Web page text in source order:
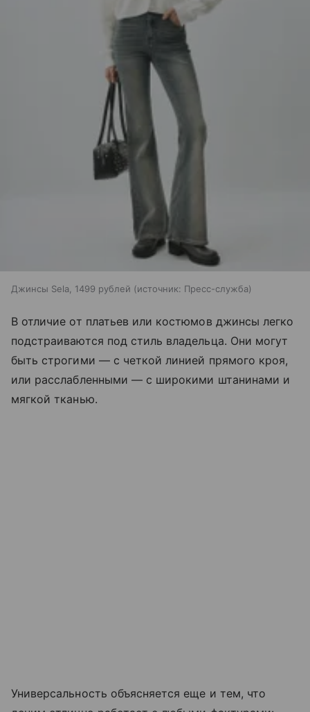
Джинсы Sela, 1499 рублей источник: Пресс-служба
В отличие от платьев или костюмов джинсы легко
подстраиваются под стиль владельца. Они могут
быть строгими — с четкой линией прямого кроя,
или расслабленными — с широкими штанинами и
мягкой тканью.
Универсальность объясняется еще и тем, что